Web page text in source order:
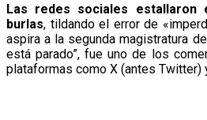
Las redes sociales estallaron
burlas, tildando el error de
aspira a la segunda magistratura
está parado”, fue uno de los
plataformas como X (antes Twitter)